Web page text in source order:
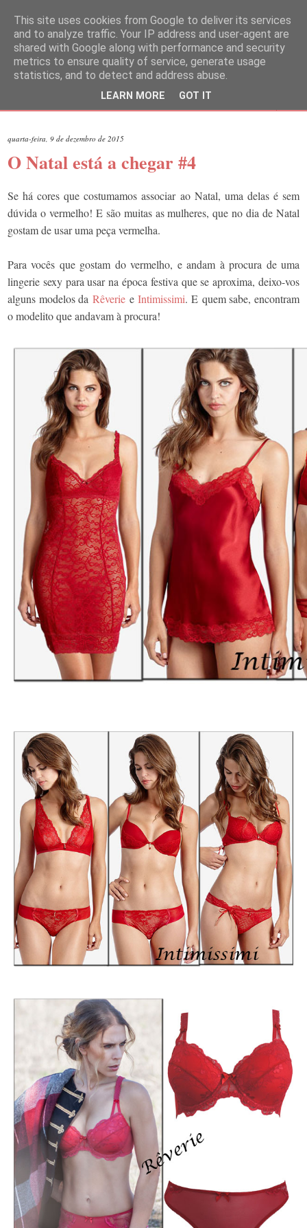
quarta-feira, 9 de dezembro de 2015
O Natal está a chegar #4
Se há cores que costumamos associar ao Natal, uma delas é sem
dúvida o vermelho! E são muitas as mulheres, que no dia de Natal
gostam de usar uma peça vermelha.
Para vocês que gostam do vermelho, e andam à procura de uma
lingerie sexy para usar na época festiva que se aproxima, deixo-vos
alguns modelos da Rêverie eIntimissimi. E quem sabe, encontram
o modelito que andavam à procura!
This site uses cookies from Google to deliver its services
and to analyze traffic. Your IP address and user-agent are
shared with Google along with performance and security
metrics to ensure quality of service, generate usage
statistics, and to detect and address abuse.
LEARN MORE GOT IT